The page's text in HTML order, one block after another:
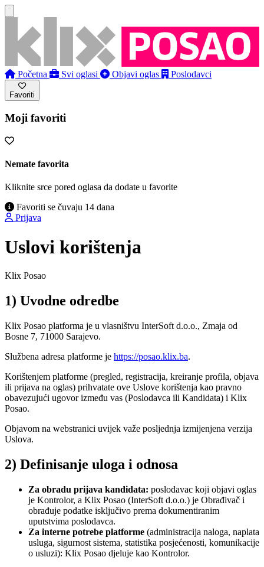
Početna Svi oglasi Objavi oglas Poslodavci
Favoriti
Moji favoriti
Nemate favorita
Kliknite srce pored oglasa da dodate u favorite
Favoriti se čuvaju 14 dana
Prijava
Uslovi korištenja
Klix Posao
1) Uvodne odredbe
Klix Posao platforma je u vlasništvu InterSoft d.o.o., Zmaja od
Bosne 7, 71000 Sarajevo.
Službena adresa platforme je https://posao.klix.ba.
Korištenjem platforme (pregled, registracija, kreiranje profila, objava
ili prijava na oglas) prihvatate ove Uslove korištenja kao pravno
obavezujući ugovor između vas (Poslodavca ili Kandidata) i Klix
Posao.
Objavom na webstranici uvijek važe posljednja izmijenjena verzija
Uslova.
2) Definisanje uloga i odnosa
Za obradu prijava kandidata: poslodavac koji objavi oglas
je Kontrolor, a Klix Posao (InterSoft d.o.o.) je Obrađivač i
obrađuje podatke isključivo prema dokumentiranim
uputstvima poslodavca.
Za interne potrebe platforme (administracija naloga, naplata
usluga, sigurnost sistema, statistika posjećenosti, komunikacije
o usluzi): Klix Posao djeluje kao Kontrolor.